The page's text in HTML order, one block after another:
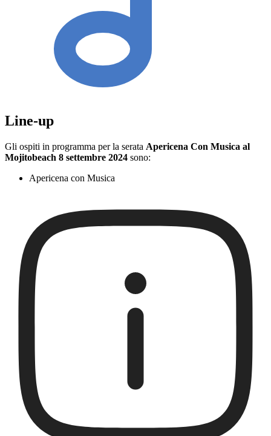
Line-up
Gli ospiti in programma per la serata Apericena Con Musica al
Mojitobeach 8 settembre 2024 sono:
Apericena con Musica